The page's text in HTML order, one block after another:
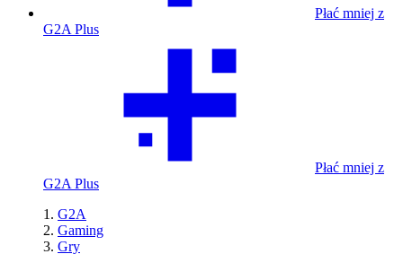
Płać mniej z
G2A Plus
Płać mniej z
G2A Plus
G2A
Gaming
Gry